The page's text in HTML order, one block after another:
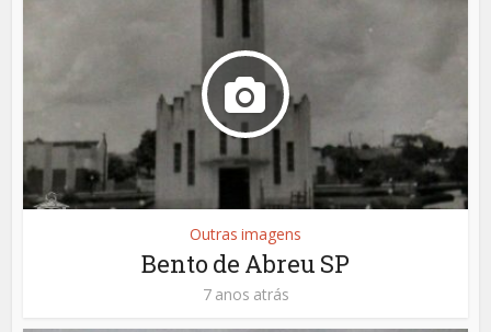
Outras imagens
Bento de Abreu SP
7 anos atrás